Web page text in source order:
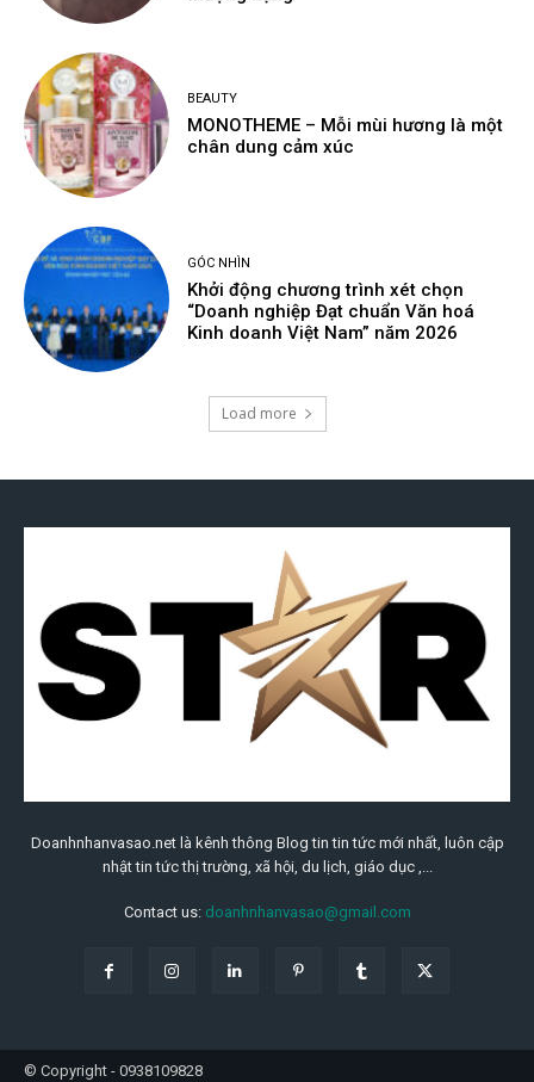
Doanhnhanvasao.net là kênh thông Blog tin tin tức mới nhất, luôn cập
nhật tin tức thị trường, xã hội, du lịch, giáo dục ,...
Contact us: doanhnhanvasao@gmail.com
© Copyright - 0938109828